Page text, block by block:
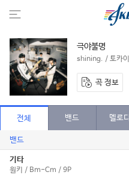
극야불명
shining. / 토카이
곡 정보
전체 밴드 멜로디
밴드
기타
원키 / Bm-Cm / 9P